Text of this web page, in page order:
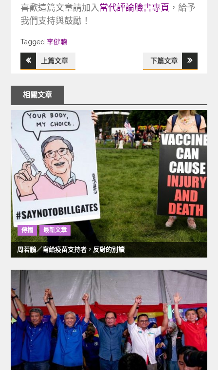
喜歡這篇文章請加入當代評論臉書專頁 ，給予
我們支持與鼓勵！
Tagged
Tagged李健聰
文
章
導
覽
上篇文章 下篇文章
相關文章
傳播 最新文章
周若鵬／寫給疫苗支持者，反對的別讀